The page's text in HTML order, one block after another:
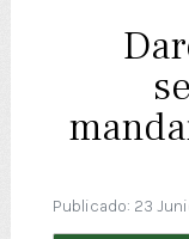
Publicado: 23